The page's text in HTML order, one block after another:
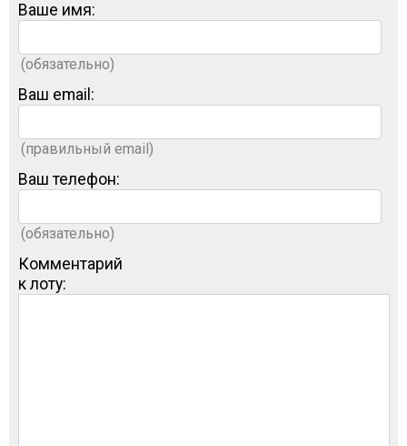
Ваше имя:
(обязательно)
Ваш email:
(правильный email)
Ваш телефон:
(обязательно)
Комментарий
к лоту: